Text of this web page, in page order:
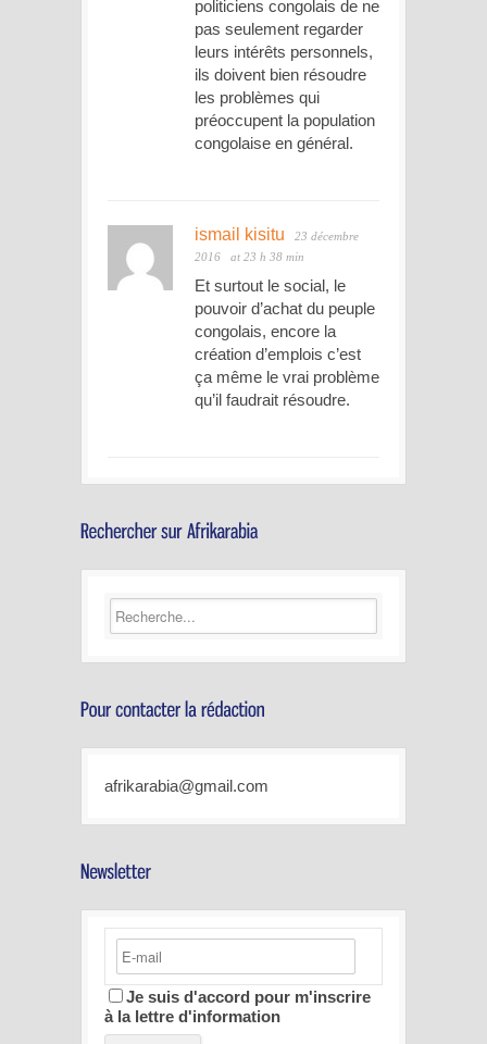
politiciens congolais de ne
pas seulement regarder
leurs intérêts personnels,
ils doivent bien résoudre
les problèmes qui
préoccupent la population
congolaise en général.
ismail kisitu
23 décembre
2016
at 23 h 38 min
Et surtout le social, le
pouvoir d’achat du peuple
congolais, encore la
création d’emplois c’est
ça même le vrai problème
qu’il faudrait résoudre.
afrikarabia@gmail.com
Je suis d'accord pour m'inscrire
à la lettre d'information